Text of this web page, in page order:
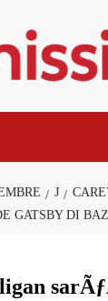
J
GATSBY DI